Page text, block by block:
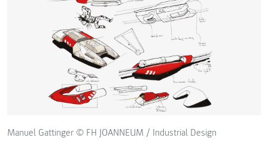
Manuel Gattinger © FH JOANNEUM / Industrial Design